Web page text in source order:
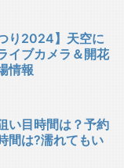
り2024】天空に
イブカメラ＆開花
情報
い目時間は？予約
間は?濡れてもい